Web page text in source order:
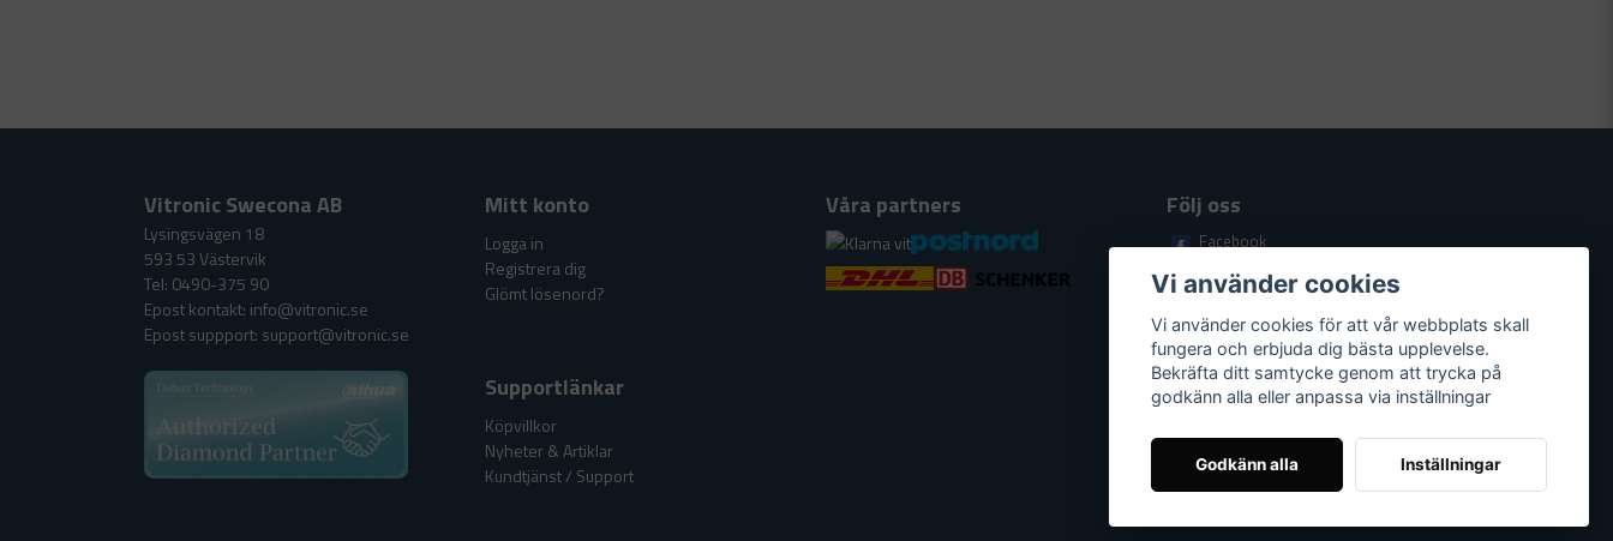
Vitronic Swecona AB
Lysingsvägen 18
593 53 Västervik
Tel: 0490-375 90
Epost kontakt: info@vitronic.se
Epost suppport: support@vitronic.se
Mitt konto
Logga in
Registrera dig
Glömt lösenord?
Våra partners Följ oss
Facebook
Youtube
Supportlänkar
Köpvillkor
Nyheter & Artiklar
Kundtjänst / Support
Vi använder cookies
Vi använder cookies för att vår webbplats skall
fungera och erbjuda dig bästa upplevelse.
Bekräfta ditt samtycke genom att trycka på
godkänn alla eller anpassa via inställningar
Godkänn alla Inställningar